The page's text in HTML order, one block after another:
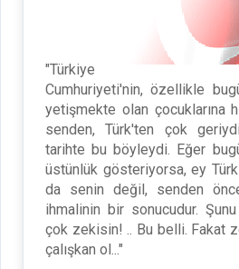
"Türkiye
Cumhuriyeti'nin, özellikle
yetişmekte olan çocuklarına
senden, Türk'ten çok
tarihte bu böyleydi. Eğer
üstünlük gösteriyorsa, ey
da senin değil, senden
ihmalinin bir sonucudur.
çok zekisin! .. Bu belli. Fakat
çalışkan ol..."